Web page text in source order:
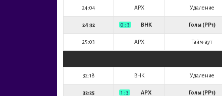
24:04 APX Удаление
24:32 0 : 3 BHK Голы (PP1)
25:03 APX Тайм-аут
32:18 BHK Удаление
32:25 1 : 3 APX Голы (PP1)